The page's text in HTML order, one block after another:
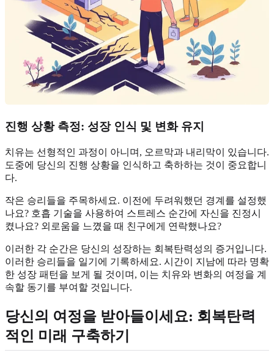
진행 상황 측정: 성장 인식 및 변화 유지
치유는 선형적인 과정이 아니며, 오르막과 내리막이 있습니다.
도중에 당신의 진행 상황을 인식하고 축하하는 것이 중요합니
다.
작은 승리들을 주목하세요. 이전에 두려워했던 경계를 설정했
나요? 호흡 기술을 사용하여 스트레스 순간에 자신을 진정시
켰나요? 외로움을 느꼈을 때 친구에게 연락했나요?
이러한 각 순간은 당신의 성장하는 회복탄력성의 증거입니다.
이러한 승리들을 일기에 기록하세요. 시간이 지남에 따라 명확
한 성장 패턴을 보게 될 것이며, 이는 치유와 변화의 여정을 계
속할 동기를 부여할 것입니다.
당신의 여정을 받아들이세요: 회복탄력
적인 미래 구축하기